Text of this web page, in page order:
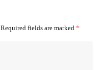
Required fields are marked *